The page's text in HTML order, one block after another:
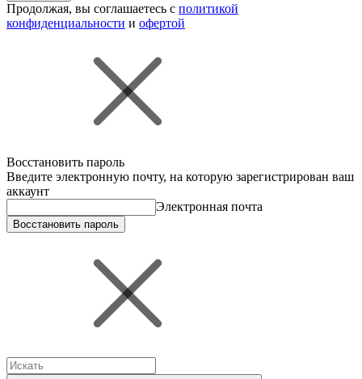
Продолжая, вы соглашаетесь с политикой
конфиденциальности и офертой
Восстановить пароль
Введите электронную почту, на которую зарегистрирован ваш
аккаунт
Электронная почта
Восстановить пароль